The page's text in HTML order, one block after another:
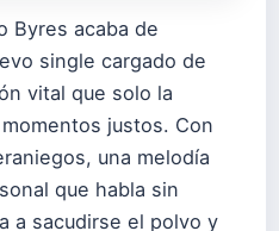
Byres acaba de
single cargado de
vital que solo la
justos. Con
una melodía
que habla sin
a sacudirse el polvo y